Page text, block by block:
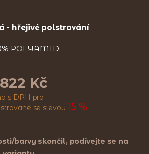
- hřejivé polstrování
POLYAMID
Kč
s DPH pro
se slevou 15 %.
barvy skončil, podívejte se na